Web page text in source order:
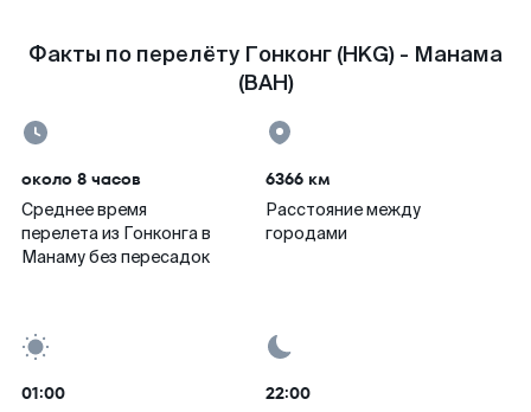
Факты по перелёту Гонконг (HKG) - Манама
(BAH)
около 8 часов
Среднее время
перелета из Гонконга в
Манаму без пересадок
6366 км
Расстояние между
городами
01:00 22:00